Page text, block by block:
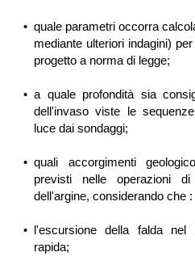
• quale parametri occorra
mediante ulteriori indagini)
progetto a norma di legge;
• a quale profondità sia
dell'invaso viste le
luce dai sondaggi;
• quali accorgimenti
previsti nelle operazioni
dell'argine, considerando che :
• l'escursione della falda
rapida;